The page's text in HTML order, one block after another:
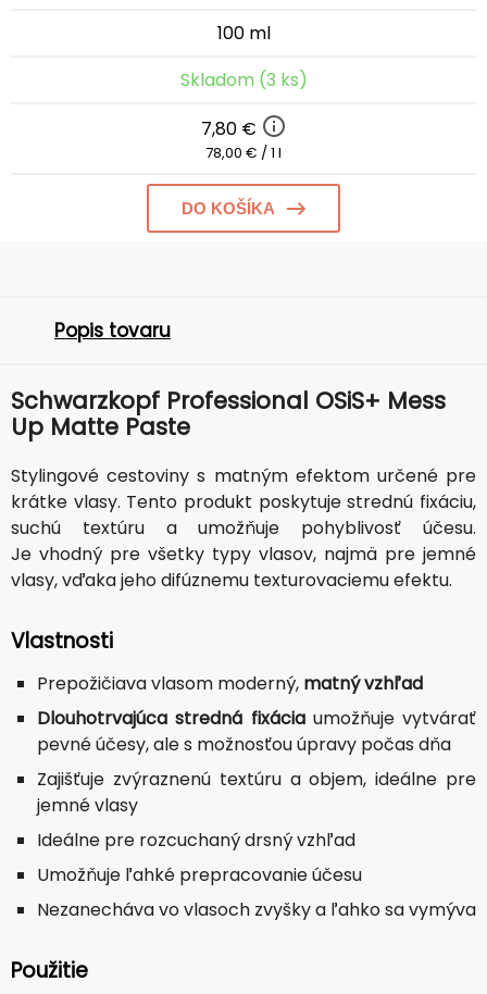
100 ml
Skladom (3 ks)
7,80 €
78,00 € / 1 l
DO KOŠÍKA
Popis tovaru
Schwarzkopf Professional OSiS+ Mess
Up Matte Paste
Stylingové cestoviny s matným efektom určené pre
krátke vlasy. Tento produkt poskytuje strednú fixáciu,
suchú textúru a umožňuje pohyblivosť účesu.
Je vhodný pre všetky typy vlasov, najmä pre jemné
vlasy, vďaka jeho difúznemu texturovaciemu efektu.
Vlastnosti
Prepožičiava vlasom moderný, matný vzhľad
Dlouhotrvajúca stredná fixáciaumožňuje vytvárať
pevné účesy, ale s možnosťou úpravy počas dňa
Zajišťuje zvýraznenú textúru a objem, ideálne pre
jemné vlasy
Ideálne pre rozcuchaný drsný vzhľad
Umožňuje ľahké prepracovanie účesu
Nezanecháva vo vlasoch zvyšky a ľahko sa vymýva
Použitie